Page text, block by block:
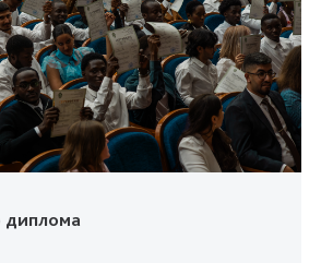
диплома